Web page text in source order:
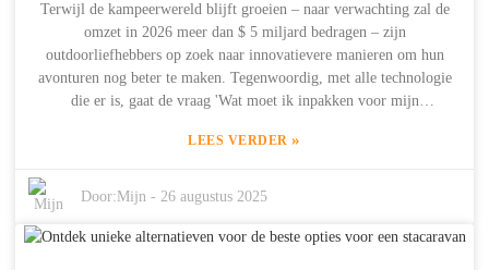
onmisbare kampeeruitrusting om ervoor te zorgen dat uw volgende
reis niet alleen leuk, maar ook onvergetelijk wordt.
Terwijl de kampeerwereld blijft groeien – naar verwachting zal de
omzet in 2026 meer dan $ 5 miljard bedragen – zijn
outdoorliefhebbers op zoek naar innovatievere manieren om hun
avonturen nog beter te maken. Tegenwoordig, met alle technologie
die er is, gaat de vraag 'Wat moet ik inpakken voor mijn
Mensen kijken ook naar slimme energieoplossingen die hun
Shanghai Dowell Technology Co. Ltd. Zij begonnen in 2014 en
energieopslagproducten. Met zo'n tien jaar ervaring in nieuwe
LEES VERDER»
Door:Mijn -26 augustus 2025